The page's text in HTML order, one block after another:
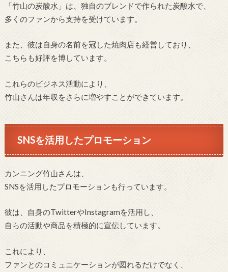
「竹山の炭酸水」は、独自のブレンドで作られた炭酸水で、
多くのファンから支持を受けています。
また、彼は自身の名前を冠した焼肉店も経営しており、
こちらも好評を博しています。
これらのビジネス活動により、
竹山さんは年収をさらに増やすことができています。
SNSを活用したプロモーション
カンニング竹山さんは、
SNSを活用したプロモーションも行っています。
彼は、自身のTwitterやInstagramを活用し、
自らの活動や商品を積極的に宣伝しています。
これにより、
ファンとのコミュニケーションが図れるだけでなく、